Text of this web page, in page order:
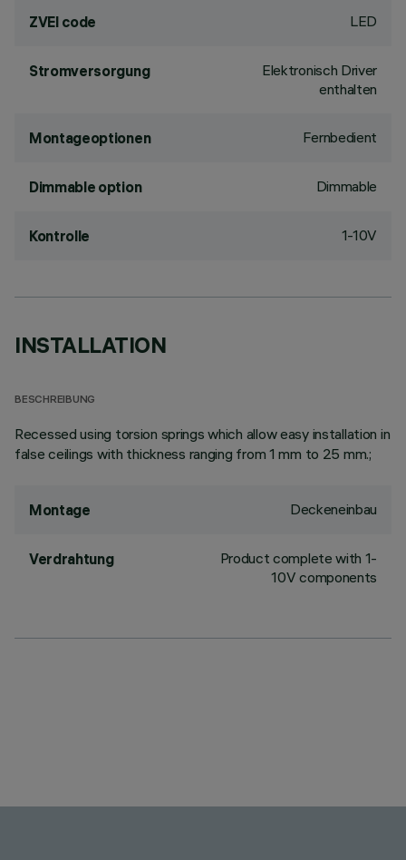
ZVEI code LED
Stromversorgung
Elektronisch Driver
enthalten
Montageoptionen Fernbedient
Dimmable option Dimmable
Kontrolle 1-10V
INSTALLATION
BESCHREIBUNG
Recessed using torsion springs which allow easy installation in
false ceilings with thickness ranging from 1 mm to 25 mm.;
Montage Deckeneinbau
Verdrahtung
Product complete with 1-
10V components